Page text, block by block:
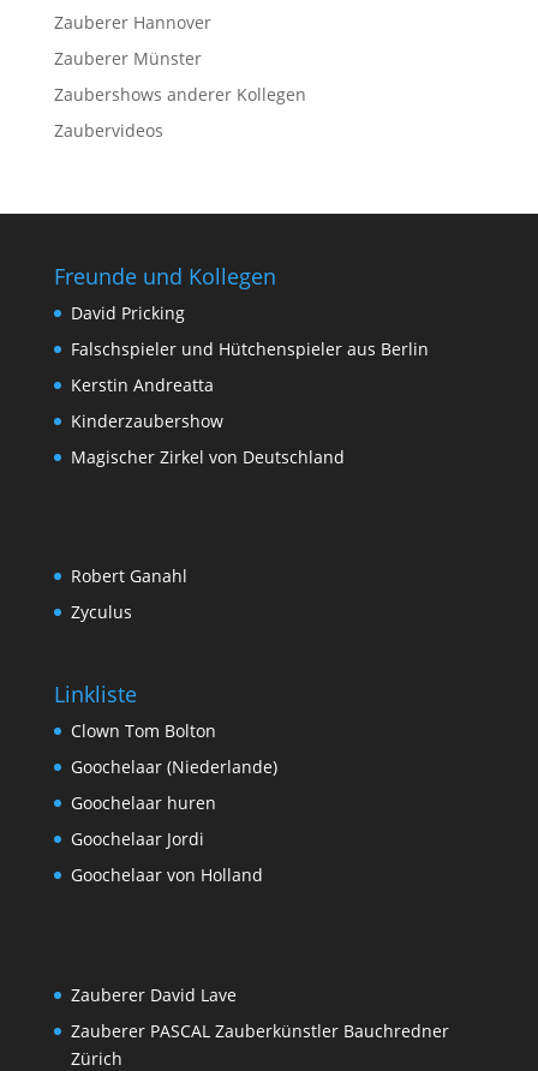
Zauberer Hannover
Zauberer Münster
Zaubershows anderer Kollegen
Zaubervideos
Freunde und Kollegen
David Pricking
Falschspieler und Hütchenspieler aus Berlin
Kerstin Andreatta
Kinderzaubershow
Magischer Zirkel von Deutschland
Robert Ganahl
Zyculus
Linkliste
Clown Tom Bolton
Goochelaar (Niederlande)
Goochelaar huren
Goochelaar Jordi
Goochelaar von Holland
Zauberer David Lave
Zauberer PASCAL Zauberkünstler Bauchredner
Zürich